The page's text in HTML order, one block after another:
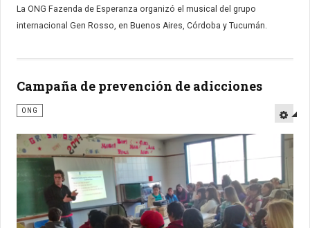
La ONG Fazenda de Esperanza organizó el musical del grupo
internacional Gen Rosso, en Buenos Aires, Córdoba y Tucumán.
Campaña de prevención de adicciones
ONG